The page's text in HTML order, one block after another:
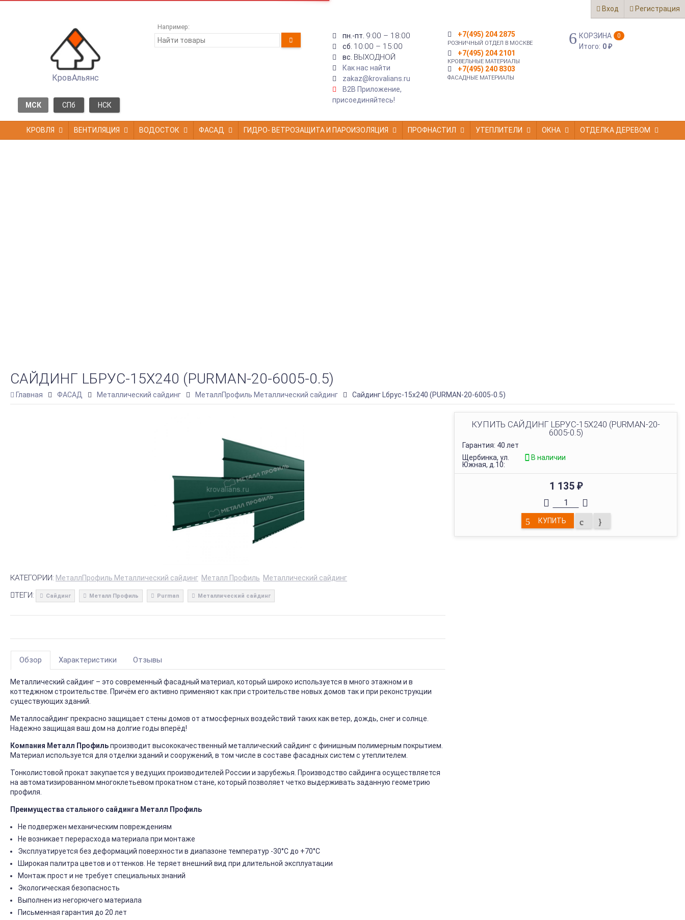
Вход Регистрация
КровАльянс
МСК СПб НСК
Например:
пн.-пт. 9:00 – 18:00
сб. 10:00 – 15:00
вс. ВЫХОДНОЙ
Как нас найти
zakaz@krovalians.ru
B2B Приложение,
присоединяйтесь!
+7(495) 204 2875
РОЗНИЧНЫЙ ОТДЕЛ В МОСКВЕ
+7(495) 204 2101
КРОВЕЛЬНЫЕ МАТЕРИАЛЫ
+7(495) 240 8303
ФАСАДНЫЕ МАТЕРИАЛЫ
КОРЗИНА 0
Итого: 0₽
КРОВЛЯ ВЕНТИЛЯЦИЯ ВОДОСТОК ФАСАД ГИДРО- ВЕТРОЗАЩИТА И ПАРОИЗОЛЯЦИЯ ПРОФНАСТИЛ УТЕПЛИТЕЛИ ОКНА ОТДЕЛКА ДЕРЕВОМ
САЙДИНГ LБРУС-15Х240 (PURMAN-20-6005-0.5)
Главная ФАСАД Металлический сайдинг МеталлПрофиль Металлический сайдинг Сайдинг Lбрус-15х240 (PURMAN-20-6005-0.5)
КУПИТЬ САЙДИНГ LБРУС-15Х240 (PURMAN-20-
6005-0.5)
Гарантия: 40 лет
Щербинка, ул.
Южная, д.10:
В наличии
1 135 ₽
КУПИТЬ
КАТЕГОРИИ: МеталлПрофиль Металлический сайдинг Металл Профиль Металлический сайдинг
ТЕГИ: Сайдинг Металл Профиль Purman Металлический сайдинг
Обзор Характеристики Отзывы
Металлический сайдинг – это современный фасадный материал, который широко используется в много этажном и в
коттеджном строительстве. Причём его активно применяют как при строительстве новых домов так и при реконструкции
существующих зданий.
Металлосайдинг прекрасно защищает стены домов от атмосферных воздействий таких как ветер, дождь, снег и солнце.
Надежно защищая ваш дом на долгие годы вперёд!
Компания Металл Профильпроизводит высококачественный металлический сайдинг с финишным полимерным покрытием.
Материал используется для отделки зданий и сооружений, в том числе в составе фасадных систем с утеплителем.
Тонколистовой прокат закупается у ведущих производителей России и зарубежья. Производство сайдинга осуществляется
на автоматизированном многоклетьевом прокатном стане, который позволяет четко выдерживать заданную геометрию
профиля.
Преимущества стального сайдинга Металл Профиль
Не подвержен механическим повреждениям
Не возникает перерасхода материала при монтаже
Эксплуатируется без деформаций поверхности в диапазоне температур -30°C до +70°C
Широкая палитра цветов и оттенков. Не теряет внешний вид при длительной эксплуатации
Монтаж прост и не требует специальных знаний
Экологическая безопасность
Выполнен из негорючего материала
Письменная гарантия до 20 лет